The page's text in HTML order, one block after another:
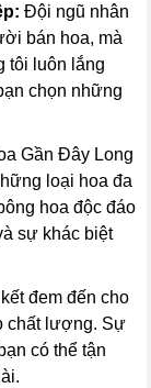
Đội ngũ nhân
bán hoa, mà
tôi luôn lắng
chọn những
Gần Đây Long
loại hoa đa
hoa độc đáo
sự khác biệt
đem đến cho
chất lượng. Sự
có thể tận